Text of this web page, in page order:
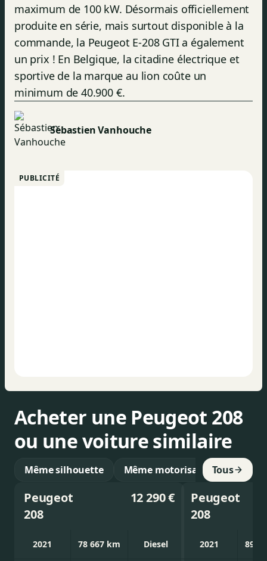
maximum de 100 kW. Désormais officiellement
produite en série, mais surtout disponible à la
commande, la Peugeot E-208 GTI a également
un prix ! En Belgique, la citadine électrique et
sportive de la marque au lion coûte un
minimum de 40.900 €.
Sébastien Vanhouche
PUBLICITÉ
Acheter une Peugeot 208
ou une voiture similaire
Même silhouette Même motorisationTous
Peugeot
208
12 290 €
2021 78 667 km Diesel
Peugeot
208
2021 89